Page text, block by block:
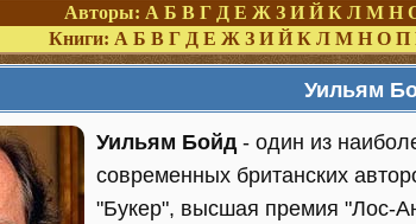
Авторы: А Б В Г Д Е Ж З И Й К Л М Н
Книги: А Б В Г Д Е Ж З И Й К Л М Н О П
Уильям
Уильям Бойд - один из
современных британских
"Букер", высшая премия "Лос-